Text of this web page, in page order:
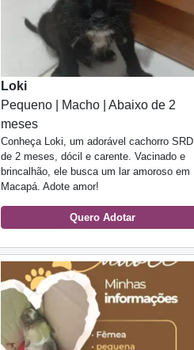
Loki
Pequeno | Macho | Abaixo de 2
meses
Conheça Loki, um adorável cachorro SRD
de 2 meses, dócil e carente. Vacinado e
brincalhão, ele busca um lar amoroso em
Macapá. Adote amor!
Quero Adotar